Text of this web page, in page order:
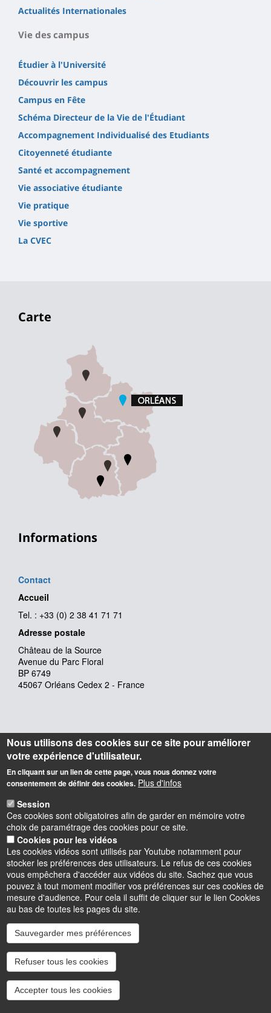
Actualités Internationales
Vie des campus
Étudier à l'Université
Découvrir les campus
Campus en Fête
Schéma Directeur de la Vie de l'Étudiant
Accompagnement Individualisé des Etudiants
Citoyenneté étudiante
Santé et accompagnement
Vie associative étudiante
Vie pratique
Vie sportive
La CVEC
Carte
Informations
Contact
Accueil
Tel. : +33 (0) 2 38 41 71 71
Adresse postale
Château de la Source
Avenue du Parc Floral
BP 6749
45067 Orléans Cedex 2 - France
InstagramLinkedInYoutube
Accessibilité : partiellement conforme
Cookies
Intranet
Nous utilisons des cookies sur ce site pour améliorer
votre expérience d'utilisateur.
En cliquant sur un lien de cette page, vous nous donnez votre
consentement de définir des cookies. Plus d'infos
Session
Ces cookies sont obligatoires afin de garder en mémoire votre
choix de paramétrage des cookies pour ce site.
Cookies pour les vidéos
Les cookies vidéos sont utilisés par Youtube notamment pour
stocker les préférences des utilisateurs. Le refus de ces cookies
vous empêchera d'accéder aux vidéos du site. Sachez que vous
pouvez à tout moment modifier vos préférences sur ces cookies de
mesure d'audience. Pour cela il suffit de cliquer sur le lien Cookies
au bas de toutes les pages du site.
Sauvegarder mes préférences
Refuser tous les cookies
Accepter tous les cookies